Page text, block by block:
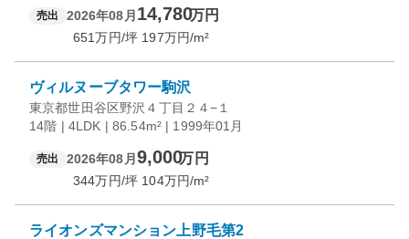
売出 2026年08月 14,780万円
651万円/坪 197万円/m²
ヴィルヌーブタワー駒沢
東京都世田谷区野沢４丁目２４−１
14階 | 4LDK | 86.54m² | 1999年01月
売出 2026年08月 9,000万円
344万円/坪 104万円/m²
ライオンズマンション上野毛第2